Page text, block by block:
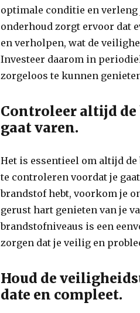
optimale conditie en verleng
onderhoud zorgt ervoor dat
en verholpen, wat de
Investeer daarom in
zorgeloos te kunnen
Controleer altijd
gaat varen.
Het is essentieel om altijd
te controleren voordat je
brandstof hebt, voorkom je
gerust hart genieten van je
brandstofniveaus is een
zorgen dat je veilig en
Houd de
date en compleet.